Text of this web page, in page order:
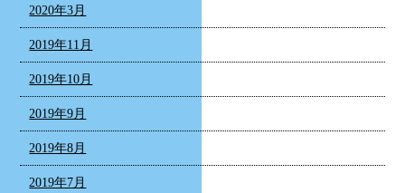
2020年3月
2019年11月
2019年10月
2019年9月
2019年8月
2019年7月